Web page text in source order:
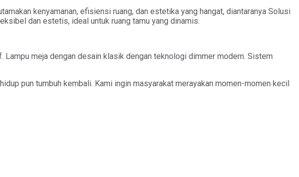
kenyamanan, efisiensi ruang, dan estetika yang hangat, diantaranya Solusi
dan estetis, ideal untuk ruang tamu yang dinamis.
meja dengan desain klasik dengan teknologi dimmer modern. Sistem
pun tumbuh kembali. Kami ingin masyarakat merayakan momen-momen kecil